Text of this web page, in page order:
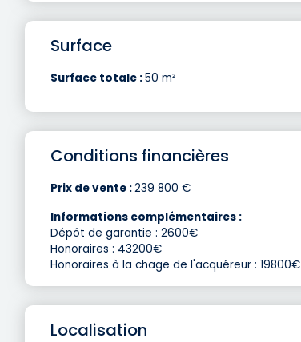
Surface
Surface totale :50 m²
Conditions financières
Prix de vente :239 800 €
Informations complémentaires :
Dépôt de garantie : 2600€
Honoraires : 43200€
Honoraires à la chage de l'acquéreur : 19800€
Localisation